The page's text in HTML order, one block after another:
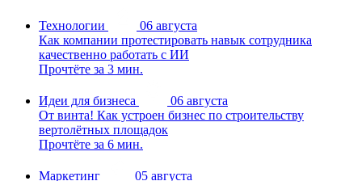
Технологии
06 августа
Как компании протестировать навык сотрудника
качественно работать с ИИ
Прочтёте за 3 мин.
Идеи для бизнеса
06 августа
От винта! Как устроен бизнес по строительству
вертолётных площадок
Прочтёте за 6 мин.
Маркетинг
05 августа